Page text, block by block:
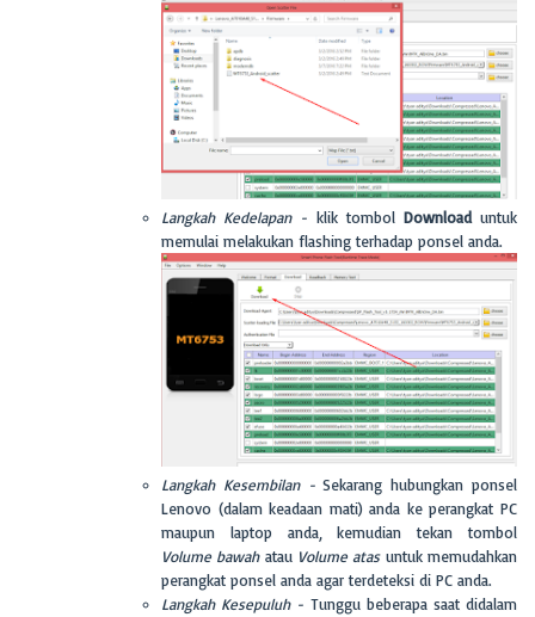
Langkah Kedelapan - klik tombol Downloaduntuk
memulai melakukan flashing terhadap ponsel anda.
Langkah Kesembilan -Sekarang hubungkan ponsel
Lenovo (dalam keadaan mati) anda ke perangkat PC
maupun laptop anda, kemudian tekan tombol
Volume bawah atau Volume atas untuk memudahkan
perangkat ponsel anda agar terdeteksi di PC anda.
Langkah Kesepuluh - Tunggu beberapa saat didalam